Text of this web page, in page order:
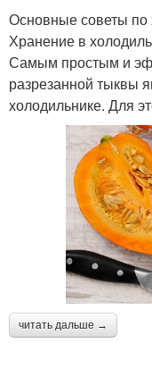
Основные советы по
Хранение в
Самым простым и
разрезанной тыквы
холодильнике. Для
читать дальше →